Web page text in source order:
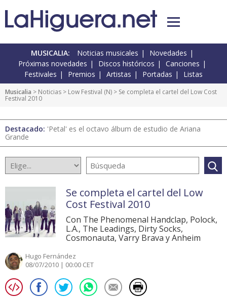
MUSICALIA: Noticias musicales
Novedades
Próximas novedades
Discos históricos
Canciones
Festivales
Premios Artistas Portadas Listas
Musicalia > Noticias > Low Festival (N) > Se completa el cartel del Low Cost
Festival 2010
Destacado: 'Petal' es el octavo álbum de estudio de Ariana
Grande
Se completa el cartel del Low
Cost Festival 2010
Con The Phenomenal Handclap, Polock,
L.A., The Leadings, Dirty Socks,
Cosmonauta, Varry Brava y Anheim
Hugo Fernández
08/07/2010 | 00:00 CET